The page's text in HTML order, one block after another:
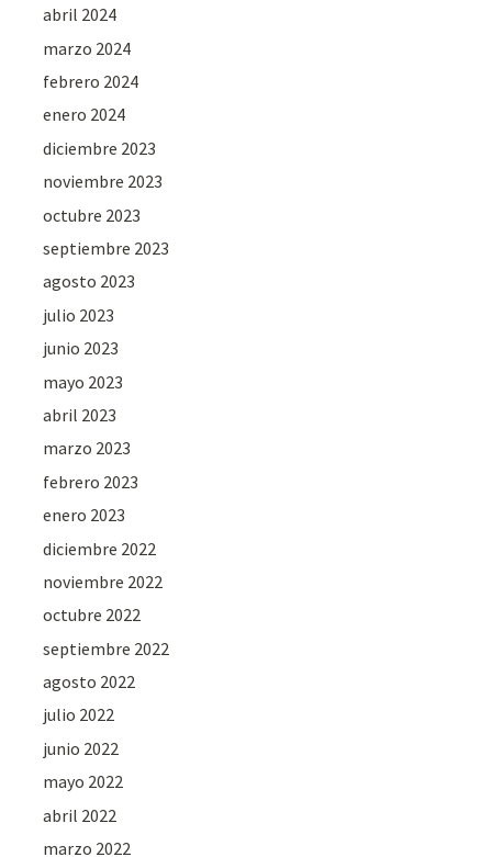
abril 2024
marzo 2024
febrero 2024
enero 2024
diciembre 2023
noviembre 2023
octubre 2023
septiembre 2023
agosto 2023
julio 2023
junio 2023
mayo 2023
abril 2023
marzo 2023
febrero 2023
enero 2023
diciembre 2022
noviembre 2022
octubre 2022
septiembre 2022
agosto 2022
julio 2022
junio 2022
mayo 2022
abril 2022
marzo 2022